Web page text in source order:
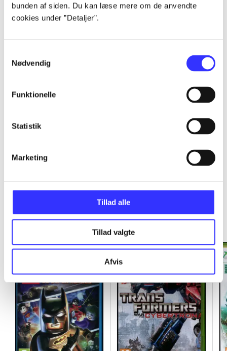
bunden af siden. Du kan læse mere om de anvendte
cookies under ”Detaljer”.
Nødvendig
Funktionelle
Statistik
Marketing
Tillad alle
Tillad valgte
Afvis
...
Minder om